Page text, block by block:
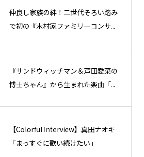
仲良し家族の絆！二世代そろい踏み
で初の『木村家ファミリーコンサ...
『サンドウィッチマン＆芦田愛菜の
博士ちゃん』から生まれた楽曲「...
【Colorful Interview】真田ナオキ
「まっすぐに歌い続けたい」